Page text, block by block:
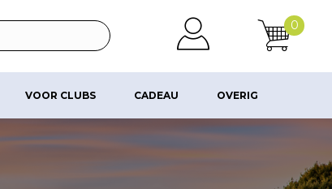
0
VOOR CLUBS CADEAU OVERIG